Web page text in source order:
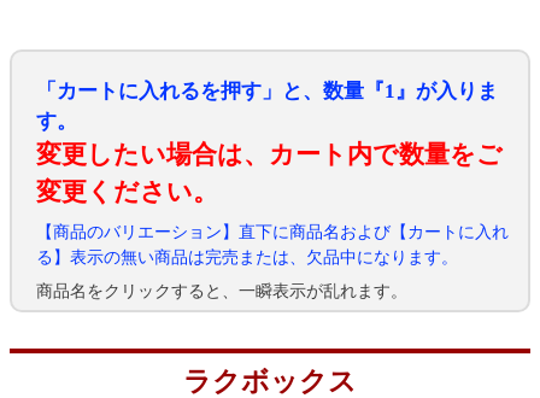
「カートに入れるを押す」と、数量『1』が入りま
す。
変更したい場合は、カート内で数量をご
変更ください。
【商品のバリエーション】直下に商品名および【カートに入れ
る】表示の無い商品は完売または、欠品中になります。
商品名をクリックすると、一瞬表示が乱れます。
ラクボックス